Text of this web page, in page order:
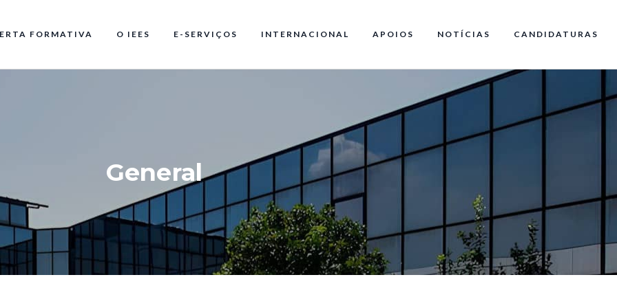
FORMATIVA O IEES E-SERVIÇOS INTERNACIONAL APOIOS NOTÍCIAS CANDIDATURAS
General